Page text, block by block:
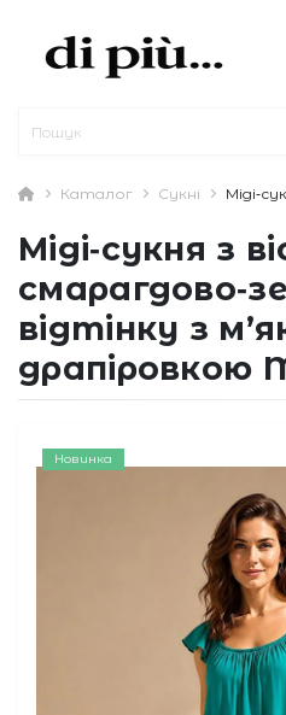
Каталог Сукні
Міді‑сукня з
відтінку з
драпіровкою
Новинка